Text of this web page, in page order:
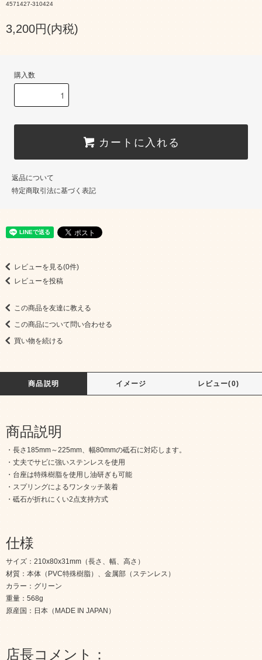
4571427-310424
3,200円(内税)
購入数
カートに入れる
返品について
特定商取引法に基づく表記
レビューを見る(0件)
レビューを投稿
この商品を友達に教える
この商品について問い合わせる
買い物を続ける
商品説明 イメージ レビュー(0)
商品説明
・長さ185mm～225mm、幅80mmの砥石に対応します。
・丈夫でサビに強いステンレスを使用
・台座は特殊樹脂を使用し油研ぎも可能
・スプリングによるワンタッチ装着
・砥石が折れにくい2点支持方式
仕様
サイズ：210x80x31mm（長さ、幅、高さ）
材質：本体（PVC特殊樹脂）、金属部（ステンレス）
カラー：グリーン
重量：568g
原産国：日本（MADE IN JAPAN）
店長コメント：